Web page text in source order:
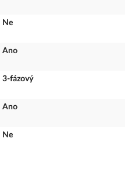
Ne
Ano
3-fázový
Ano
Ne